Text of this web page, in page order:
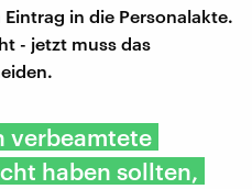
in die Personalakte.
- jetzt muss das
verbeamtete
haben sollten,